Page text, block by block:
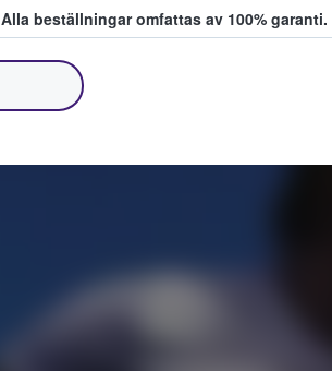
Alla beställningar omfattas av 100% garanti.